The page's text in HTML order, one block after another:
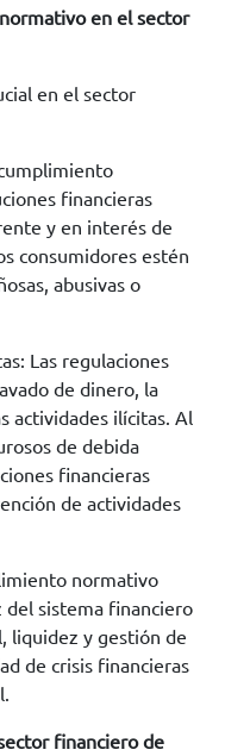
en el sector
en el sector
financieras
y en interés de
consumidores estén
abusivas o
Las regulaciones
de dinero, la
actividades ilícitas. Al
de debida
financieras
de actividades
normativo
del sistema financiero
liquidez y gestión de
de crisis financieras
financiero de